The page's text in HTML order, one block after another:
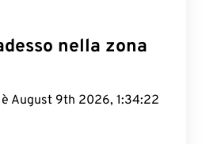
nella zona
August 9th 2026, 1:34:23